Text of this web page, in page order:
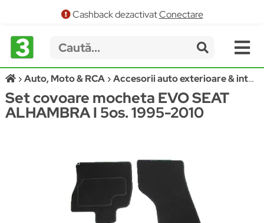
Cashback dezactivatConectare
Auto, Moto & RCA Accesorii auto exterioare & interioare
Set covoare mocheta EVO SEAT
ALHAMBRA I 5os. 1995-2010